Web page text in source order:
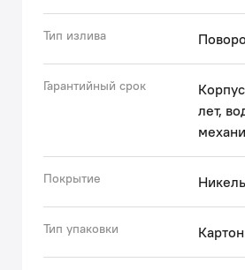
Гарантия на смеситель IDDIS® —
(с) Авторский текст, март 2023 г.
Тип излива
Гарантийный срок
лет,
Покрытие
Тип упаковки